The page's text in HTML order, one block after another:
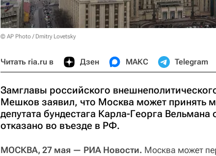
© AP Photo / Dmitry Lovetsky
Читать ria.ru в Дзен МАКС Telegram
Замглавы российского
Мешков заявил, что Москва может принять
депутата бундестага Карла-Георга
отказано во въезде в РФ.
МОСКВА, 27 мая — РИА Новости. Москва может